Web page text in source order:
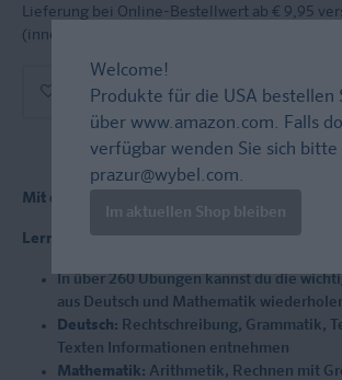
Lieferung bei Online-Bestellwert ab € 9,95
(innerh. Deutschlands)
In den Warenkorb
Mit diesem Buch bereitest du dich optimal auf
Lernstoff leicht verständlich und übersichtlich
In über 260 Übungen kannst du die
aus Deutsch und Mathematik
Deutsch: Rechtschreibung, Grammatik,
Texten Informationen entnehmen
Mathematik: Arithmetik, Rechnen mit
Welcome!
Produkte für die USA bestellen
über www.amazon.com. Falls
verfügbar wenden Sie sich bitte
prazur@wybel.com.
Im aktuellen Shop bleiben